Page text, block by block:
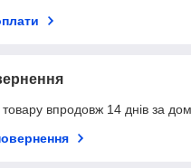
впродовж 14 днів за